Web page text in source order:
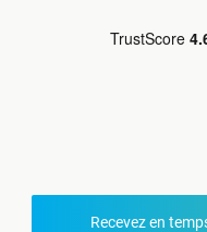
Recevez en